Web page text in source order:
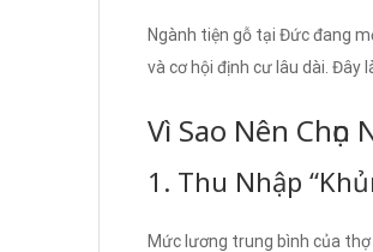
Ngành tiện gỗ tại Đức đang
và cơ hội định cư lâu dài. Đây
Vì Sao Nên
1. Thu Nhập
Mức lương trung bình của